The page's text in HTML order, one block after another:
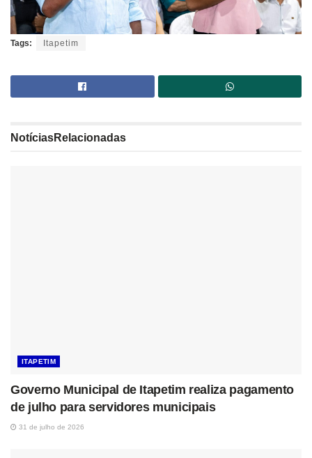
Tags: Itapetim
NotíciasRelacionadas
ITAPETIM
Governo Municipal de Itapetim realiza pagamento
de julho para servidores municipais
31 de julho de 2026